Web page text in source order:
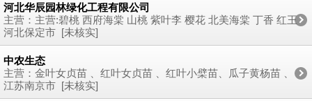
河北华辰园林绿化工程有限公司
主营：主营:碧桃 西府海棠 山桃 紫叶李 樱花 北美海棠 丁香 红王
子锦带 迎春 连翘 天目琼花 金银木 黄刺玫 珍珠梅 卫矛球 女贞球
紫叶小檗球 水蜡球 小叶黄杨球 大叶黄杨球 卫矛 金叶女贞 水蜡
小叶黄杨 大叶黄杨等，各种灌木 绿篱 地被 草花
河北保定市 [未核实]
中农生态
主营：金叶女贞苗 、红叶女贞苗 、红叶小檗苗、瓜子黄杨苗 、
小叶女贞苗 、冬青苗 、卫矛小苗 、五叶地锦苗 、蔷薇苗 、红
帽月季苗 、丰花月季苗、品种月季苗 、迎春苗、迎夏苗 、红瑞
江苏南京市 [未核实]